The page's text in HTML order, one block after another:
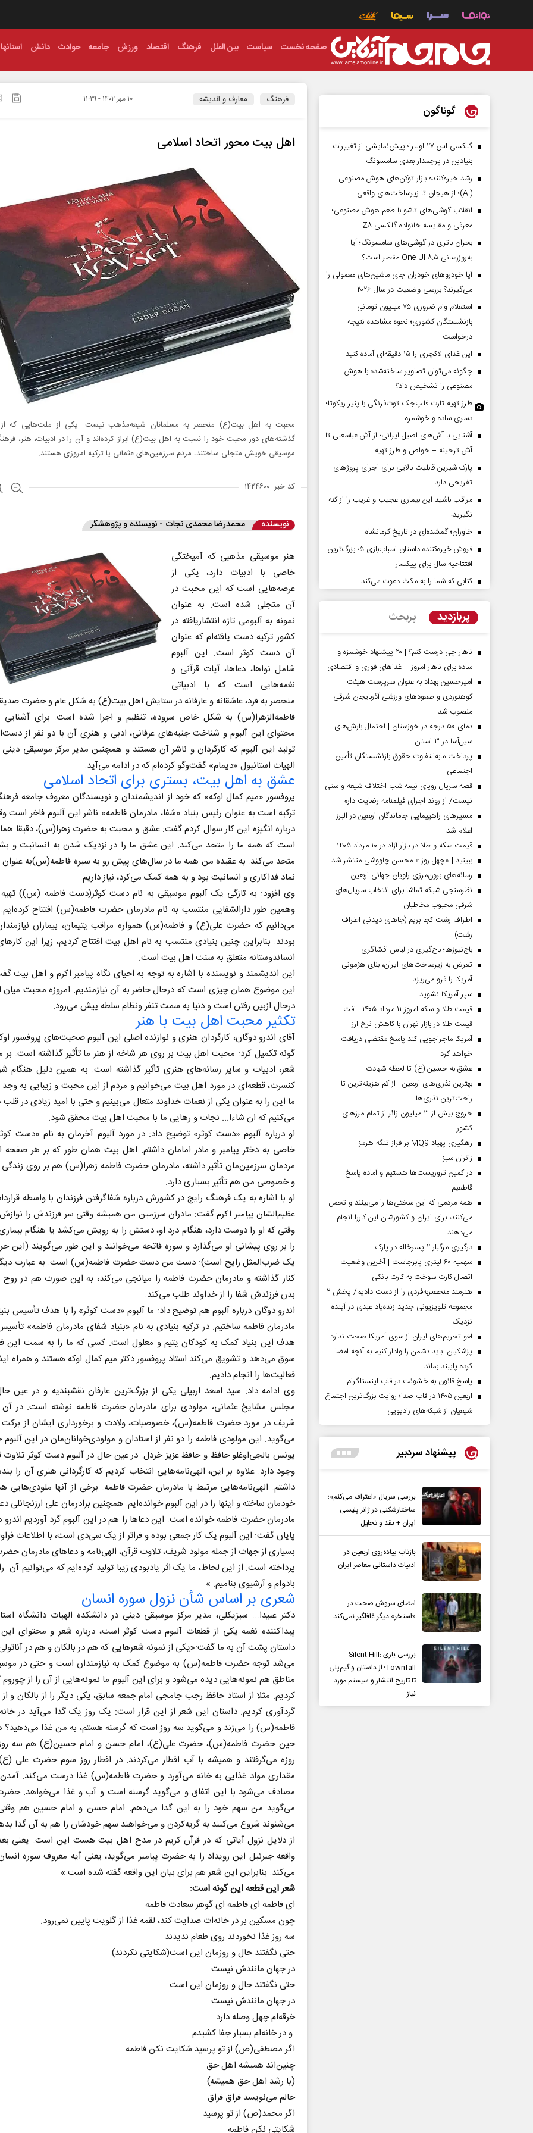
صفحه نخست سیاست بین الملل فرهنگ اقتصاد ورزش جامعه حوادث دانش استانها
فرهنگ معارف و اندیشه ۱۰ مهر ۱۴۰۲ - ۱۱:۲۹
اهل بیت محور اتحاد اسلامی
محبت به اهل بیت(ع) منحصر به مسلمانان شیعه‌‌مذهب نیست. یکی از ملت‌هایی که از
گذشته‌های دور محبت خود را نسبت به اهل بیت(ع) ابراز کرده‌اند و آن را در ادبیات، هنر،
موسیقی خویش متجلی ساختند، مردم سرزمین‌های عثمانی یا ترکیه امروزی هستند.
کد خبر: ۱۴۲۴۶۰۰
نویسنده محمدرضا محمدی نجات - نویسنده و پژوهشگر
هنر موسیقی مذهبی که آمیختگی
خاصی با ادبیات دارد، یکی از
عرصه‌هایی است که این محبت در
آن متجلی شده است. به عنوان
نمونه به آلبومی تازه انتشاریافته در
کشور ترکیه دست یافته‌ام که عنوان
آن دست کوثر است. این آلبوم
شامل نواها، دعاها، آیات قرآنی و
نغمه‌هایی است که با ادبیاتی
منحصر به فرد، عاشقانه و عارفانه در ستایش اهل بیت(ع) به شکل عام و حضرت
فاطمه‌الزهرا(س) به شکل خاص سروده، تنظیم و اجرا شده است. برای آشنایی
محتوای این آلبوم و شناخت جنبه‌های عرفانی، ادبی و هنری آن با دو نفر از
تولید این آلبوم که کارگردان و ناشر آن هستند و همچنین مدیر مرکز موسیقی دینی
الهیات استانبول «دیمام» گفت‌وگو کرده‌ام که در ادامه می‌آید.
عشق به اهل بیت، بستری برای اتحاد اسلامی
پروفسور «میم کمال اوکه» که خود از اندیشمندان و نویسندگان معروف جامعه
ترکیه است به عنوان رئیس بنیاد «شفا، مادرمان فاطمه» ناشر این آلبوم فاخر است
درباره انگیزه این کار سوال کردم گفت: عشق و محبت به حضرت زهرا(س)، دقیقا
است که همه‌ ما را متحد می‌کند. این عشق ما را در نزدیک شدن به انسانیت و
متحد می‌کند. به عقیده‌ من همه ما در سال‌های پیش رو به سیره فاطمه(س)به
نماد فداکاری و انسانیت بود و به همه کمک می‌کرد، نیاز داریم.
وی افزود: به تازگی یک آلبوم موسیقی به نام دست کوثر(دست فاطمه (س)) تهیه
وهمین طور دارالشفایی منتسب به نام مادرمان حضرت فاطمه(س) افتتاح
می‌دانیم که حضرت علی(ع) و فاطمه(س) همواره مراقب یتیمان، بیماران
بودند. بنابراین چنین بنیادی منتسب به نام اهل بیت افتتاح کردیم، زیرا این
انساندوستانه متعلق به سنت اهل بیت است.
این اندیشمند و نویسنده با اشاره به توجه به احیای نگاه پیامبر اکرم و اهل بیت
این موضوع همان چیزی است که درحال حاضر به آن نیازمندیم. امروزه محبت میان
درحال ازبین رفتن است و دنیا به سمت تنفر ونظام سلطه پیش می‌رود.
تکثیر محبت اهل بیت با هنر
آقای اندرو دوگان، کارگردان هنری و نوازنده اصلی این آلبوم صحبت‌های پروفسور
گونه تکمیل کرد: محبت اهل بیت بر روی هر شاخه از هنر ما تأثیر گذاشته است. بر
شعر، ادبیات و سایر رسانه‌های هنری تأثیر گذاشته است. به همین دلیل هنگام
کنسرت، قطعه‌ای در مورد اهل بیت می‌خوانیم و مردم از این محبت و زیبایی به وجد
ما این را به عنوان یکی از نعمات خداوند متعال می‌بینیم و حتی با امید زیادی در قلب
می‌کنیم که ان شاءا... نجات و رهایی ما با محبت اهل بیت محقق شود.
او درباره آلبوم «دست کوثر» توضیح داد: در مورد آلبوم آخرمان به نام «دست
خاصی به دختر پیامبر و مادر امامان داشتم. اهل بیت همان طور که بر هر صفحه
مردمان سرزمین‌مان تأثیر داشته، مادرمان حضرت فاطمه زهرا(س) هم بر روی
و خصوصی من هم تأثیر بسیاری دارد.
او با اشاره به یک فرهنگ رایج در کشورش درباره شفاگرفتن فرزندان با واسطه
عظیم‌الشان پیامبر اکرم گفت: مادران سرزمین‌ من همیشه وقتی سر فرزندش را
وقتی که او را دوست دارد، هنگام درد او، دستش را به رویش می‌کشد یا هنگام
را بر روی پیشانی او می‌گذارد و سوره فاتحه می‌خوانند و این طور می‌گویند (این
یک ضرب‌المثل رایج است): دست من دست حضرت فاطمه(س) است. به عبارت
کنار گذاشته و مادرمان حضرت فاطمه را میانجی می‌کند، به این صورت هم در
بدن فرزندش شفا را از خداوند طلب می‌کند.
اندرو دوگان درباره آلبوم هم توضیح داد: ما آلبوم «دست کوثر» را با هدف تأسیس
مادرمان فاطمه ساختیم. در ترکیه بنیادی به نام «بنیاد شفای مادرمان فاطمه»
هدف این بنیاد کمک به کودکان یتیم و معلول است. کسی که ما را به سمت این
سوق می‌دهد و تشویق می‌کند استاد پروفسور دکتر میم کمال اوکه هستند و همراه
فعالیت‌ها را انجام دادیم.
وی ادامه داد: سید اسعد اربیلی یکی از بزرگ‌ترین عارفان نقشبندیه و در عین
مجلس مشایخ عثمانی، مولودی برای مادرمان حضرت فاطمه نوشته است. در
شریف در مورد حضرت فاطمه(س)، خصوصیات، ولادت و برخورداری ایشان از برکت
می‌گوید. این مولودی فاطمه را دو نفر از استادان و مولودی‌خوانان‌مان در این آلبوم
یونس بالجی‌اوغلو حافظ و حافظ عزیز خردل. در عین حال در آلبوم دست کوثر
وجود دارد. علاوه بر این، الهی‌نامه‌هایی انتخاب کردیم که کارگردانی هنری آن را
داشتم. الهی‌نامه‌هایی مرتبط با مادرمان حضرت فاطمه. برخی از آنها ملودی‌هایی
خودمان ساخته و اینها را در این آلبوم خوانده‌ایم. همچنین برادرمان علی ارزنجانلی
مادرمان حضرت فاطمه خوانده است. این دعاها را هم در این آلبوم گرد آوردیم.اندرو
پایان گفت: این آلبوم یک کار جمعی بوده و فراتر از یک سی‌دی است، با اطلاعات
بسیاری از جهات از جمله مولود شریف، تلاوت قرآن، الهی‌نامه و دعاهای مادرمان
پرداخته است. از این لحاظ، ما یک اثر یادبودی زیبا تولید کرده‌ایم که می‌توانیم آن
بادوام و آرشیوی بنامیم. »
شعری بر اساس شأن نزول سوره انسان
دکتر عبیدا... سیزیکلی، مدیر مرکز موسیقی دینی در دانشکده الهیات دانشگاه
پیداکننده نغمه یکی از قطعات آلبوم دست کوثر است، درباره شعر و محتوای
داستان پشت آن به ما گفت:«یکی از نمونه‌ شعرهایی که هم در بالکان و هم در
می‌شد توجه حضرت فاطمه(س) به موضوع کمک به نیازمندان است و حتی در
مناطق هم نمونه‌هایی دیده می‌شود و برای این آلبوم ما نمونه‌هایی از آن را از
کردیم. مثلا از استاد حافظ رجب جامجی امام جمعه سابق، یکی دیگر را از بالکان و
گردآوری کردیم. داستان این شعر از این قرار است: یک روز یک گدا می‌آید در
فاطمه(س) را می‌زند و می‌گوید سه روز است که گرسنه هستم، به من غذا می‌دهید؟
حین حضرت فاطمه(س)، حضرت علی(ع)، امام حسن و امام حسین(ع) هم سه
روزه می‌گرفتند و همیشه با آب افطار می‌کردند. در افطار روز سوم حضرت علی
مقداری مواد غذایی به خانه می‌آورد و حضرت فاطمه(س) غذا درست می‌کند.
مصادف می‌شود با این اتفاق و می‌گوید گرسنه است و آب و غذا می‌خواهد.
می‌گوید من سهم خود را به این گدا می‌دهم. امام حسن و امام حسین هم
می‌شنوند شروع می‌کنند به گریه‌کردن و می‌خواهند سهم خودشان را هم به آن گدا
از دلایل نزول آیاتی که در قرآن کریم در مدح اهل بیت هست این است. یعنی
واقعه جبرئیل این رویداد را به حضرت پیامبر می‌گوید، یعنی آیه معروف سوره
می‌کند. بنابراین این شعر هم برای بیان این واقعه گفته شده است.»
شعر این قطعه این گونه است:
ای فاطمه ای فاطمه ای گوهر سعادت فاطمه
چون مسکین بر در خانه‌ات صدایت کند، لقمه غذا از گلویت پایین نمی‌رود.
سه روز غذا نخوردند روی طعام ندیدند
حتی نگفتند حال و روزمان این است(شکایتی نکردند)
در جهان مانندش نیست
حتی نگفتند حال و روزمان این است
در جهان مانندش نیست
خرقه‌ام چهل وصله دارد
‌ و در خانه‌ام بسیار جفا کشیدم
اگر مصطفی(ص) از تو پرسید شکایت نکن فاطمه
چنین‌اند همیشه اهل حق
(با رشد اهل حق همیشه)
حالم می‌نویسد فراق فراق
اگر محمد(ص) از تو پرسید
شکایتی نکن فاطمه
گوناگون
گلکسی اس ۲۷ اولترا؛ پیش‌نمایشی از تغییرات
بنیادین در پرچمدار بعدی سامسونگ
رشد خیره‌کننده بازار توکن‌های هوش مصنوعی
(AI)؛ از هیجان تا زیرساخت‌های واقعی
انقلاب گوشی‌های تاشو‌ با طعم هوش مصنوعی؛
معرفی و مقایسه خانواده گلکسی Z۸
بحران باتری در گوشی‌های سامسونگ؛ آیا
به‌روزرسانی One UI ۸.۵ مقصر است؟
آیا خودروهای خودران جای ماشین‌های معمولی را
می‌گیرند؟ بررسی وضعیت در سال ۲۰۲۶
استعلام وام ضروری ۷۵ میلیون تومانی
بازنشستگان کشوری؛ نحوه مشاهده نتیجه
درخواست
این غذای لاکچری را ۱۵ دقیقه‌ای آماده کنید
چگونه می‌توان تصاویر ساخته‌شده با هوش
مصنوعی را تشخیص داد؟
طرز تهیه تارت فلپ‌جک توت‌فرنگی با پنیر ریکوتا؛
دسری ساده و خوشمزه
آشنایی با آش‌های اصیل ایرانی؛ از آش عباسعلی تا
آش ترخینه + خواص و طرز تهیه
پارک شیرین قابلیت‌ بالایی برای اجرای پروژهای
تفریحی دارد
مراقب باشید این بیماری عجیب و غریب را از کنه
نگیرید!
خاوران؛ گمشده‌ای در تاریخ کرمانشاه
فروش خیره‌کننده داستان اسباب‌بازی ۵؛ بزرگ‌ترین
افتتاحیه سال برای پیکسار
کتابی که شما را به مکث دعوت می‌کند
پربازدید پربحث
ناهار چی درست کنم؟ | ۲۰ پیشنهاد خوشمزه و
ساده برای ناهار امروز + غذاهای فوری و اقتصادی
امیرحسین بهداد به عنوان سرپرست هیئت
کوهنوردی و صعودهای ورزشی آذربایجان شرقی
منصوب شد
دمای ۵۰ درجه در خوزستان | احتمال بارش‌های
سیل‌آسا در ۳ استان
پرداخت مابه‌التفاوت حقوق بازنشستگان تأمین
اجتماعی
قصه سریال رویای نیمه شب اختلاف شیعه و سنی
نیست/ از روند اجرای فیلمنامه رضایت دارم
مسیر‌های راهپیمایی جاماندگان اربعین در البرز
اعلام شد
قیمت سکه و طلا در بازار آزاد در ۱۰ مرداد ۱۴۰۵
ببینید | «چهل روز » محسن چاووشی منتشر شد
رسانه‌های برون‌مرزی راویان جهانی اربعین
نظرسنجی شبکه تماشا برای انتخاب سریال‌های
شرقی محبوب مخاطبان
اطراف رشت کجا بریم (جاهای دیدنی اطراف
رشت)
باج‌نیوزها؛ باج‌گیری در لباس افشاگری
تعرض به زیرساخت‌های ایران، بنای هژمونی
آمریکا را فرو می‌ریزد
سپر آمریکا نشوید
قیمت طلا و سکه امروز ۱۱ مرداد ۱۴۰۵ | افت
قیمت طلا در بازار تهران با کاهش نرخ ارز
آمریکا ماجراجویی کند پاسخ مقتضی دریافت
خواهد کرد
عشق به حسین (ع) تا لحظه شهادت
بهترین نذری‌های اربعین | از کم هزینه‌ترین تا
راحت‌ترین نذری‌ها
خروج بیش از ۳ میلیون زائر از تمام مرز‌های
کشور
رهگیری پهپاد MQ9 بر فراز تنگه هرمز
‌زائران سبز
در کمین تروریست‌ها هستیم و آماده پاسخ
قاطعیم
همه مردمی که این سختی‌ها را می‌بینند و تحمل
می‌کنند، برای ایران و کشورشان این کاررا انجام
می‌دهند
درگیری مرگبار ۲ پسرخاله در پارک
سهمیه ۶۰ لیتری پابرجاست | آخرین وضعیت
اتصال کارت سوخت به کارت بانکی
هنرمند منحصر‌به‌فردی را از دست دادیم/ پخش ۲
مجموعه تلویزیونی جدید زنده‌یاد عبدی در آینده
نزدیک
لغو تحریم‌های ایران از سوی آمریکا صحت ندارد
پزشکیان: باید دشمن را وادار کنیم به آنچه امضا
کرده پایبند بماند
پاسخ قانون به خشونت در قاب اینستاگرام
اربعین ۱۴۰۵ در قاب صدا؛ روایت بزرگ‌ترین اجتماع
شیعیان از شبکه‌های رادیویی
پیشنهاد سردبیر
بررسی سریال «اعتراف می‌کنم»؛
ساختارشکنی در ژانر پلیسی
ایران + نقد و تحلیل
بازتاب پیاده‌روی اربعین در
ادبیات داستانی معاصر ایران
امضای سروش صحت در
«استخر» دیگر غافلگیر نمی‌کند
بررسی بازی Silent Hill:
Townfall؛ از داستان و گیم‌پلی
تا تاریخ انتشار و سیستم مورد
نیاز
عقب‌نشینی ترامپ؟
- تحلیلگر مسائل سیاسی
پشت‌پرده تهدیدات کوتاه‏‌مدت و
ادعا‌های خلاف واقع آمریکا
عباس سلیمی‌نمین - تحلیلگر مسائل سیاسی
اربعین نماد مقاومت در برابر
استکبار‌
رحمت‌الله نوروزی - عضو کمیسیون اجتماعی
مجلس
همه
دکتر حکیمه سقای
تهران
صفحات نخست روزنامه ها‌ی‌سه‌شنبه ۶ مردادماه
صفحات نخست روزنامه ها‌ی یکشنبه ۴ مردادماه
صفحات نخست روزنامه ها‌ی شنبه ۳ مردادماه